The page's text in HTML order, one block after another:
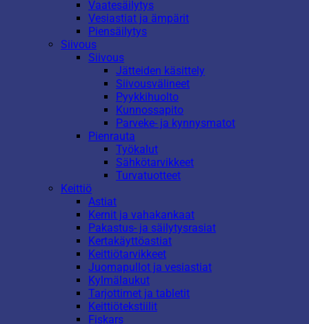
Vaatesäilytys
Vesiastiat ja ämpärit
Piensäilytys
Siivous
Siivous
Jätteiden käsittely
Siivousvälineet
Pyykkihuolto
Kunnossapito
Parveke- ja kynnysmatot
Pienrauta
Työkalut
Sähkötarvikkeet
Turvatuotteet
Keittiö
Astiat
Kernit ja vahakankaat
Pakastus- ja säilytysrasiat
Kertakäyttöastiat
Keittiötarvikkeet
Juomapullot ja vesiastiat
Kylmälaukut
Tarjottimet ja tabletit
Keittiötekstiilit
Fiskars